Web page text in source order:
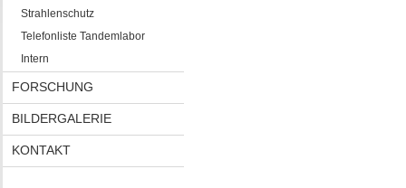
Strahlenschutz
Telefonliste Tandemlabor
Intern
FORSCHUNG
BILDERGALERIE
KONTAKT